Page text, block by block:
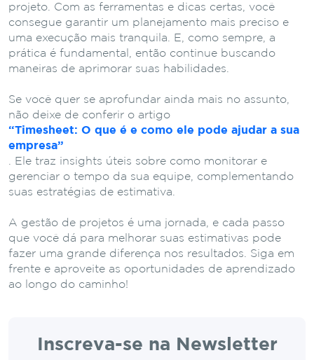
projeto. Com as ferramentas e dicas certas, você
consegue garantir um planejamento mais preciso e
uma execução mais tranquila. E, como sempre, a
prática é fundamental, então continue buscando
maneiras de aprimorar suas habilidades.
Se você quer se aprofundar ainda mais no assunto,
não deixe de conferir o artigo
“Timesheet: O que é e como ele pode ajudar a sua
empresa”
. Ele traz insights úteis sobre como monitorar e
gerenciar o tempo da sua equipe, complementando
suas estratégias de estimativa.
A gestão de projetos é uma jornada, e cada passo
que você dá para melhorar suas estimativas pode
fazer uma grande diferença nos resultados. Siga em
frente e aproveite as oportunidades de aprendizado
ao longo do caminho!
Inscreva-se na Newsletter